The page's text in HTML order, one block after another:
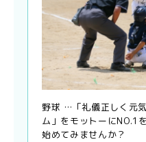
野球 …「礼儀正しく元
ム」をモットーにNO.1
始めてみませんか？